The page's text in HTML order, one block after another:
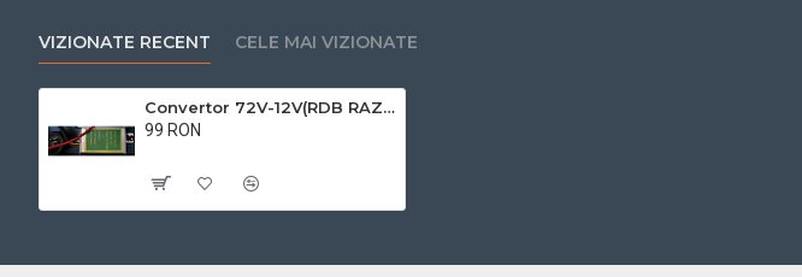
VIZIONATE RECENT CELE MAI VIZIONATE
Convertor 72V-12V(RDB RAZELM)
99 RON